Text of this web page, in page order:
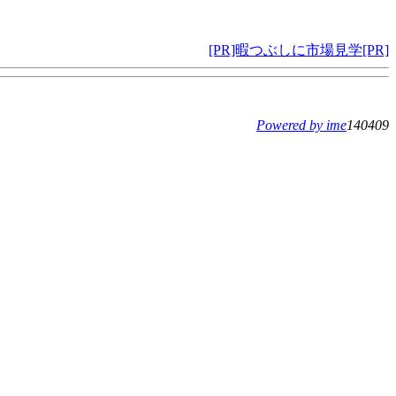
[PR]暇つぶしに市場見学[PR]
Powered by ime140409